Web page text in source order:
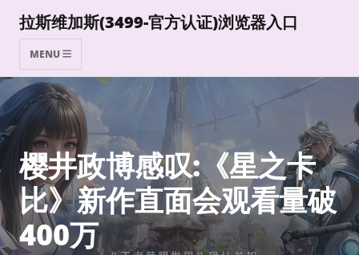
拉斯维加斯(3499-官方认证)浏览器入口
MENU
樱井政博感叹:《星之卡
比》新作直面会观看量破
400万